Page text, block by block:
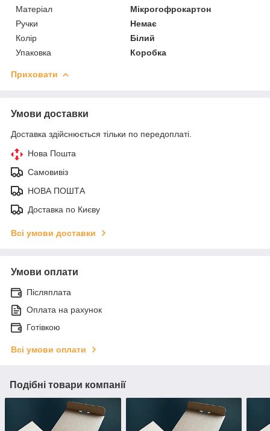
Матеріал
Мікрогофрокартон
Ручки
Немає
Колір
Білий
Упаковка
Коробка
Приховати
Умови доставки
Доставка здійснюється тільки по передоплаті.
Нова Пошта
Самовивіз
НОВА ПОШТА
Доставка по Києву
Всі умови доставки
Умови оплати
Післяплата
Оплата на рахунок
Готівкою
Всі умови оплати
Подібні товари компанії